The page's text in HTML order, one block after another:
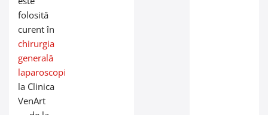
folosită
curent în
chirurgia
generală
laparoscopică
la Clinica
VenArt